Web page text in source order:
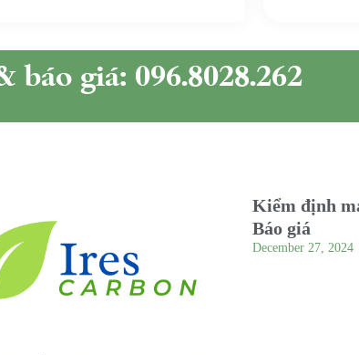
báo giá: 096.8028.262
Kiểm định
Báo giá
December 27, 2024